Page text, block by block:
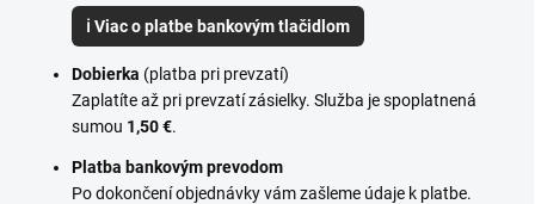
ℹ️ Viac o platbe bankovým tlačidlom
Dobierka (platba pri prevzatí)
Zaplatíte až pri prevzatí zásielky. Služba je spoplatnená
sumou 1,50 €.
Platba bankovým prevodom
Po dokončení objednávky vám zašleme údaje k platbe.